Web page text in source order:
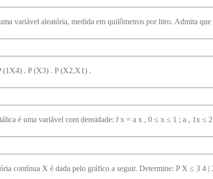
(1X4) . P (X3) . P (X2,X1) .
contínua X é dada pelo gráfico a seguir. Determine: P X ≤ 3 4 |